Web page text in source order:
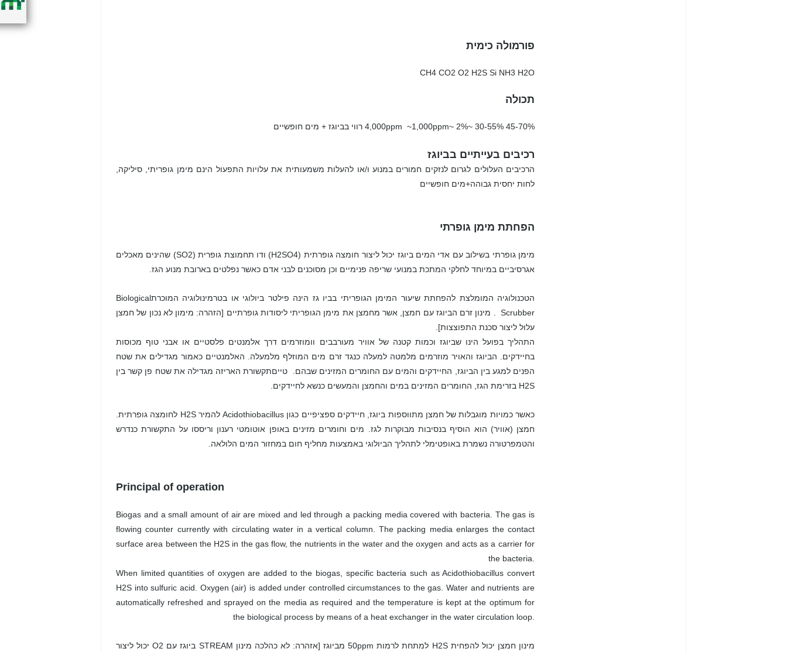
פורמולה כימית
CH4 CO2 O2 H2S Si NH3 H2O
תכולה
45-70% 30-55% ~2% ~4,000ppm ~1,000ppm רווי בביוגז + מים חופשיים
רכיבים בעייתיים בביוגז
הרכיבים העלולים לגרום לנזקים חמורים במנוע ו/או להעלות משמעותית את עלויות התפעול הינם מימן גופריתי, סיליקה,
לחות יחסית גבוהה+מים חופשיים
הפחתת מימן גופרתי
מימן גופרתי בשילוב עם אדי המים ביוגז יכול ליצור חומצה גופרתית (H2SO4) ודו תחמוצת גופרית (SO2) שהינים מאכלים
אגרסיביים במיוחד לחלקי המתכת במנועי שריפה פנימיים וכן מסוכנים לבני אדם כאשר נפלטים בארובת מנוע הגז.
הטכנולוגיה המומלצת להפחתת שיעור המימן הגופריתי בביו גז הינה פילטר ביולוגי או בטרמינולוגיה המוכרתBiological
Scrubber . מינון זרם הביוגז עם חמצן, אשר מחמצן את מימן הגופריתי ליסודות גופרתיים [הזהרה: מימון לא נכון של חמצן
עלול ליצור סכנת התפוצצות].
התהליך בפועל הינו שביוגז וכמות קטנה של אוויר מעורבבים וומוזרמים דרך אלמנטים פלסטיים או אבני טוף מכוסות
בחיידקים. הביוגז והאויר מוזרמים מלמטה למעלה כנגד זרם מים המוזלף מלמעלה. האלמנטיים כאמור מגדילים את שטח
הפנים למגע בין הביוגז, החיידקים והמים עם החומרים המזינים שבהם. טייםתקשורת האריזה מגדילה את שטח פן קשר בין
H2S בזרימת הגז, החומרים המזינים במים והחמצן והמעשים כנשא לחיידקים.
כאשר כמויות מוגבלות של חמצן מתווספות ביוגז, חיידקים ספציפיים כגון Acidothiobacillus להמיר H2S לחומצה גופרתית.
חמצן (אוויר) הוא הוסיף בנסיבות מבוקרות לגז. מים וחומרים מזינים באופן אוטומטי רענון וריססו על התקשורת כנדרש
והטמפרטורה נשמרת באופטימלי לתהליך הביולוגי באמצעות מחליף חום במחזור המים הלולאה.
Principal of operation
Biogas and a small amount of air are mixed and led through a packing media covered with bacteria. The gas is
flowing counter currently with circulating water in a vertical column. The packing media enlarges the contact
surface area between the H2S in the gas flow, the nutrients in the water and the oxygen and acts as a carrier for
the bacteria.
When limited quantities of oxygen are added to the biogas, specific bacteria such as Acidothiobacillus convert
H2S into sulfuric acid. Oxygen (air) is added under controlled circumstances to the gas. Water and nutrients are
automatically refreshed and sprayed on the media as required and the temperature is kept at the optimum for
the biological process by means of a heat exchanger in the water circulation loop.
מינון חמצן יכול להפחית H2S למתחת לרמות 50ppm מביוגז [אזהרה: לא כהלכה מינון STREAM ביוגז עם O2 יכול ליצור